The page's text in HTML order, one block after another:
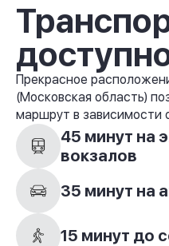
Прекрасное
(Московская область)
маршрут в зависимости
45 минут на
вокзалов
35 минут на
15 минут до